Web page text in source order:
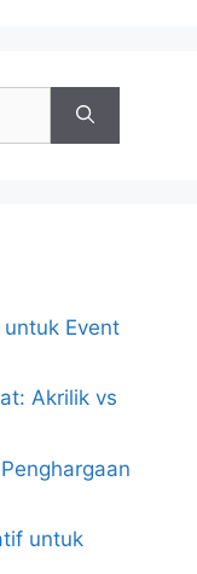
Event
Akrilik vs
untuk